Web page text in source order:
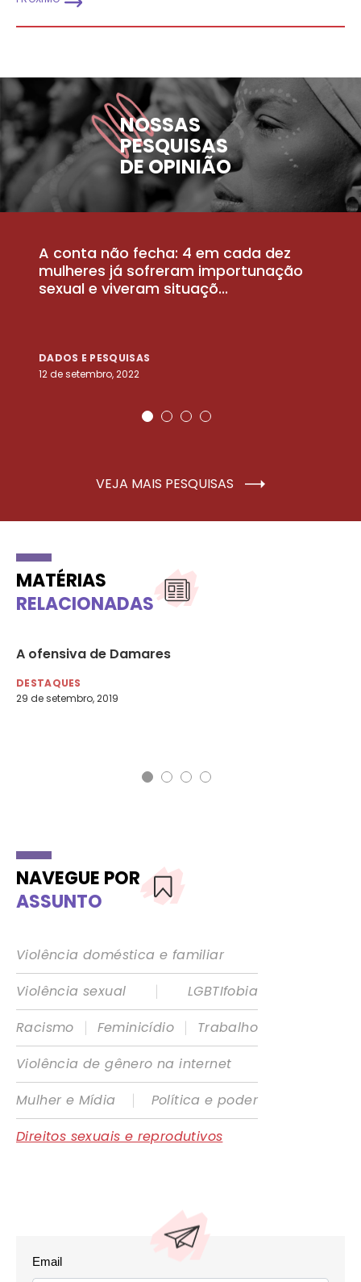
NOSSAS
PESQUISAS
DE OPINIÃO
A conta não fecha: 4 em cada dez
mulheres já sofreram importunação
sexual e viveram situaçõ...
DADOS E PESQUISAS
12 de setembro, 2022
VEJA MAIS PESQUISAS
MATÉRIAS
RELACIONADAS
A ofensiva de Damares
DESTAQUES
29 de setembro, 2019
NAVEGUE POR
ASSUNTO
Violência doméstica e familiar
Violência sexual
|
LGBTIfobia
Racismo
| Feminicídio |
Trabalho
Violência de gênero na internet
Mulher e Mídia
|
Política e poder
Direitos sexuais e reprodutivos